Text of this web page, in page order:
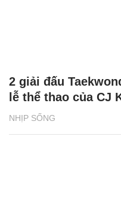
NHỊP SỐNG
2 giải đấu
lễ thể thao của CJ